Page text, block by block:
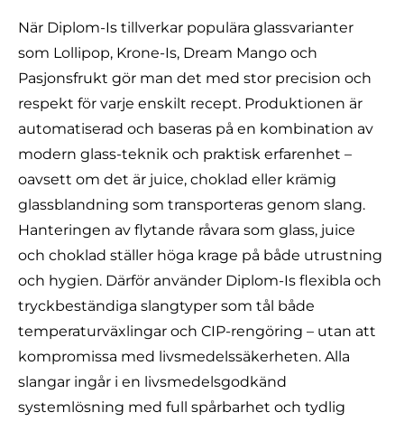
När Diplom-Is tillverkar populära glassvarianter
som Lollipop, Krone-Is, Dream Mango och
Pasjonsfrukt gör man det med stor precision och
respekt för varje enskilt recept. Produktionen är
automatiserad och baseras på en kombination av
modern glass-teknik och praktisk erfarenhet –
oavsett om det är juice, choklad eller krämig
glassblandning som transporteras genom slang.
Hanteringen av flytande råvara som glass, juice
och choklad ställer höga krage på både utrustning
och hygien. Därför använder Diplom-Is flexibla och
tryckbeständiga slangtyper som tål både
temperaturväxlingar och CIP-rengöring – utan att
kompromissa med livsmedelssäkerheten. Alla
slangar ingår i en livsmedelsgodkänd
systemlösning med full spårbarhet och tydlig